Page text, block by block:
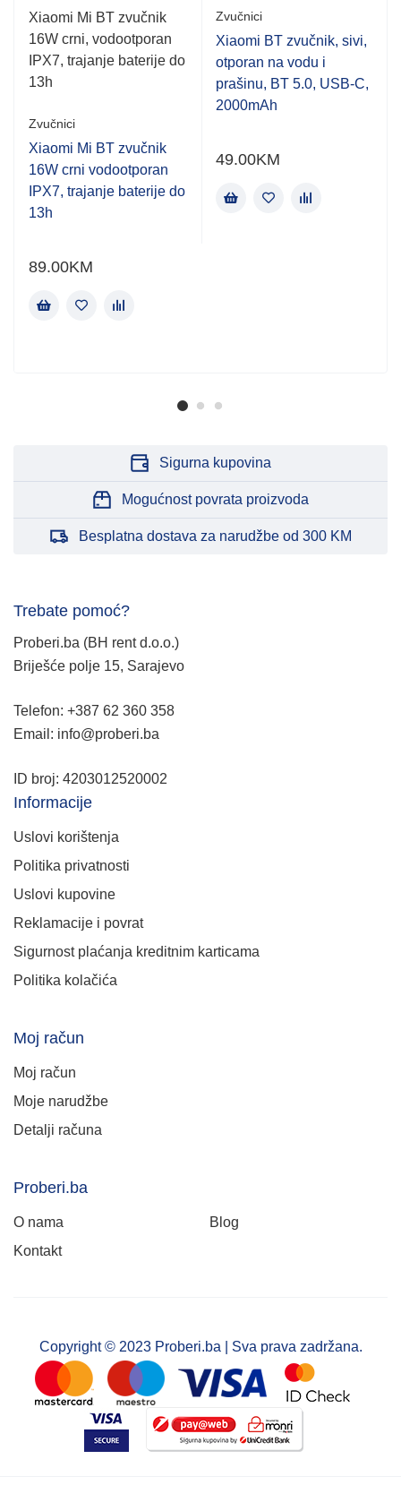
Rated
0.001
out
of
5
Xiaomi Mi BT zvučnik
16W crni, vodootporan
IPX7, trajanje baterije do
13h
Zvučnici
Xiaomi Mi BT zvučnik
16W crni vodootporan
IPX7, trajanje baterije do
13h
89.00KM
Rated
0.001
out
5
Zvučnici
Xiaomi BT zvučnik, sivi,
otporan na vodu i
prašinu, BT 5.0, USB-C,
2000mAh
49.00KM
Sigurna kupovina
Mogućnost povrata proizvoda
Besplatna dostava za narudžbe od 300 KM
Trebate pomoć?
Proberi.ba (BH rent d.o.o.)
Briješće polje 15, Sarajevo
Telefon: +387 62 360 358
Email: info@proberi.ba
ID broj: 4203012520002
Informacije
Uslovi korištenja
Politika privatnosti
Uslovi kupovine
Reklamacije i povrat
Sigurnost plaćanja kreditnim karticama
Politika kolačića
Moj račun
Moj račun
Moje narudžbe
Detalji računa
Proberi.ba
O nama
Blog
Kontakt
Copyright © 2023 Proberi.ba | Sva prava zadržana.